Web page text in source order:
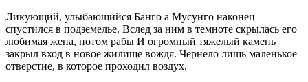
Ликующий, улыбающийся Банго а Мусунго наконец
спустился в подземелье. Вслед за ним в темноте скрылась его
любимая жена, потом рабы И огромный тяжелый камень
закрыл вход в новое жилище вождя. Чернело лишь маленькое
отверстие, в которое проходил воздух.